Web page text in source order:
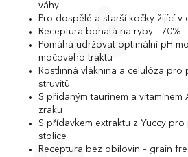
váhy
Pro dospělé a starší kočky žijící v
Receptura bohatá na ryby - 70%
Pomáhá udržovat optimální pH
močového traktu
Rostlinná vláknina a celulóza
struvitů
S přidaným taurinem a
zraku
S přídavkem extraktu z Yuccy
stolice
Receptura bez obilovin – grain